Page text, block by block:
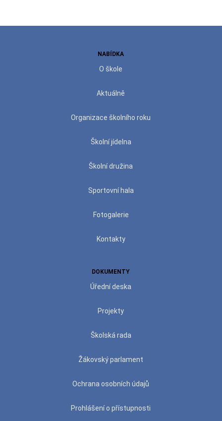
NABÍDKA
O škole
Aktuálně
Organizace školního roku
Školní jídelna
Školní družina
Sportovní hala
Fotogalerie
Kontakty
DOKUMENTY
Úřední deska
Projekty
Školská rada
Žákovský parlament
Ochrana osobních údajů
Prohlášení o přístupnosti